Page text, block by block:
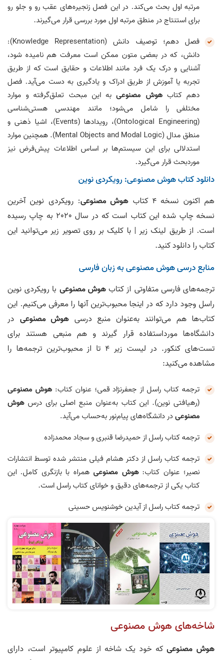
مرتبه اول بحث می‌کند. در این فصل زنجیره‌های عقب رو و جلو رو
برای استنتاج در منطق مرتبه اول مورد بررسی قرار می‌گیرند.
فصل دهم؛ توصیف دانش (Knowledge Representation):
دانش، که در بعضی متون ممکن است معرفت هم نامیده شود،
آشنایی و درک یک فرد مانند اطلاعات و حقایق است که از طریق
تجربه یا آموزش از طریق ادراک و یادگیری به دست می‌آید. فصل
دهم کتابهوش مصنوعیبه این مبحث تعلق‌گرفته و موارد
مختلفی را شامل می‌شود؛ مانند مهندسی هستی‌شناسی
(Ontological Engineering)، رویدادها (Events)، اشیا ذهنی و
منطق مدال (Mental Objects and Modal Logic). همچنین موارد
استدلالی برای این سیستم‌ها بر اساس اطلاعات پیش‌فرض نیز
موردبحث قرار می‌گیرد.
دانلود کتاب هوش مصنوعی: رویکردی نوین
هم اکنون نسخه 4 کتاب هوش مصنوعی: رویکردی نوین آخرین
نسخه چاپ شده این کتاب است که در سال 2020 به چاپ رسیده
است. از طریق لینک زیر | با کلیک بر روی تصویر زیر می‌توانید این
کتاب را دانلود کنید.
منابع درسی هوش مصنوعی به زبان فارسی
ترجمه‌های فارسی متفاوتی از کتابهوش مصنوعی با رویکردی نوین
راسل وجود دارد که در اینجا محبوب‌ترین آنها را معرفی می‌کنیم. این
کتاب‌ها هم می‌توانند به‌عنوان منبع درسی هوش مصنوعی در
دانشگاه‌ها مورداستفاده قرار گیرند و هم منبعی هستند برای
تست‌های کنکور. در لیست زیر 4 تا از محبوب‌ترین ترجمه‌ها را
مشاهده می‌کنید:
ترجمه کتاب راسل از جعفرنژاد قمی؛ عنوان کتاب:هوش مصنوعی
(رهیافتی نوین). این کتاب به‌عنوان منبع اصلی برای درس هوش
مصنوعیدر دانشگاه‌های پیام‌نور به‌حساب می‌آید.
ترجمه کتاب راسل از حمیدرضا قنبری و سجاد محمدزاده
ترجمه کتاب راسل از دکتر هشام فیلی منتشر شده توسط انتشارات
نصیر؛ عنوان کتاب: هوش مصنوعیهمراه با بازنگری کامل. این
کتاب یکی از ترجمه‌های دقیق و خوانای کتاب راسل است.
ترجمه کتاب راسل از آیدین خوشنویس حسینی
شاخه‌های هوش مصنوعی
هوش مصنوعیکه خود یک شاخه از علوم کامپیوتر است، دارای